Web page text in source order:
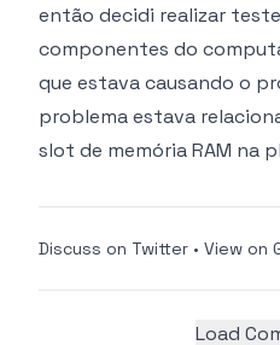
então decidi realizar
componentes do
que estava causando o
problema estava
slot de memória RAM na
Discuss on Twitter • View on
Load